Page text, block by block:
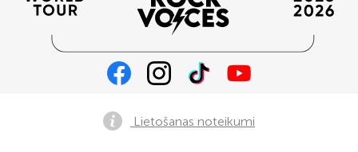
Lietošanas noteikumi